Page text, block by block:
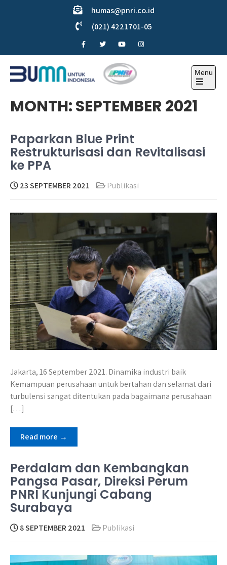
humas@pnri.co.id
(021) 4221701-05
Menu
MONTH:SEPTEMBER 2021
Paparkan Blue Print
Restrukturisasi dan Revitalisasi
ke PPA
23 SEPTEMBER 2021 Publikasi
Jakarta, 16 September 2021. Dinamika industri baik
Kemampuan perusahaan untuk bertahan dan selamat dari
turbulensi sangat ditentukan pada bagaimana perusahaan
[…]
Read more →
Perdalam dan Kembangkan
Pangsa Pasar, Direksi Perum
PNRI Kunjungi Cabang
Surabaya
8 SEPTEMBER 2021 Publikasi